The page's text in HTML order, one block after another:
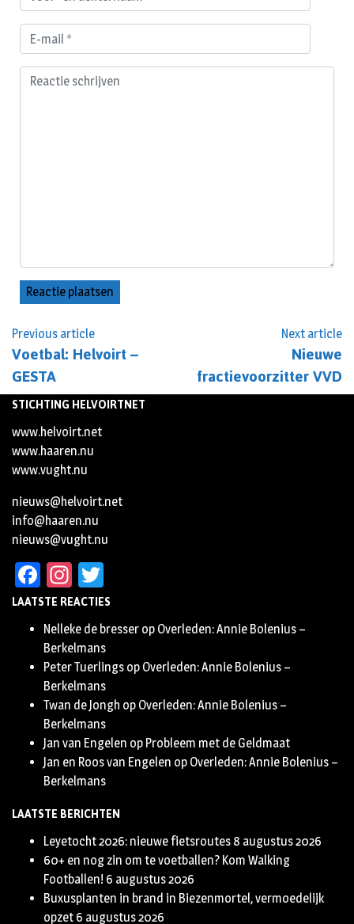
Previous article
Voetbal: Helvoirt –
GESTA
Next article
Nieuwe
fractievoorzitter VVD
STICHTING HELVOIRTNET
www.helvoirt.net
www.haaren.nu
www.vught.nu
nieuws@helvoirt.net
info@haaren.nu
nieuws@vught.nu
Facebook
Instagram
LAATSTE REACTIES
Nelleke de bresser op Overleden: Annie Bolenius –
Berkelmans
Peter Tuerlings op Overleden: Annie Bolenius –
Berkelmans
Twan de Jongh op Overleden: Annie Bolenius –
Berkelmans
Jan van Engelen op Probleem met de Geldmaat
Jan en Roos van Engelen op Overleden: Annie Bolenius –
Berkelmans
LAATSTE BERICHTEN
Leyetocht 2026: nieuwe fietsroutes 8 augustus 2026
60+ en nog zin om te voetballen? Kom Walking
Footballen! 6 augustus 2026
Buxusplanten in brand in Biezenmortel, vermoedelijk
opzet 6 augustus 2026